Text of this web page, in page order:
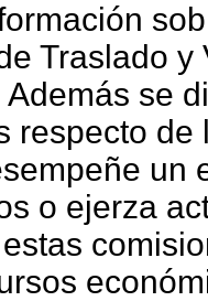
Traslado
se
respecto
un
o ejerza